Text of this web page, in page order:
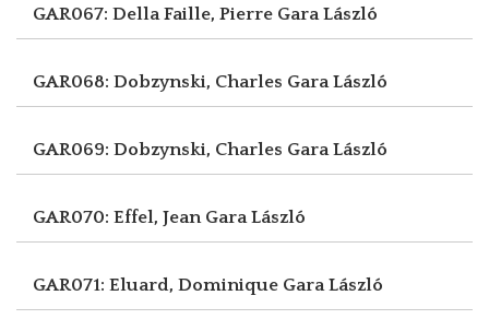
GAR067: Della Faille, Pierre Gara László
GAR068: Dobzynski, Charles Gara László
GAR069: Dobzynski, Charles Gara László
GAR070: Effel, Jean Gara László
GAR071: Eluard, Dominique Gara László